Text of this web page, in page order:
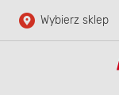
Przejdź do
Wybierz sklep